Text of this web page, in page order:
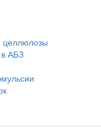
целлюлозы
в АБЗ